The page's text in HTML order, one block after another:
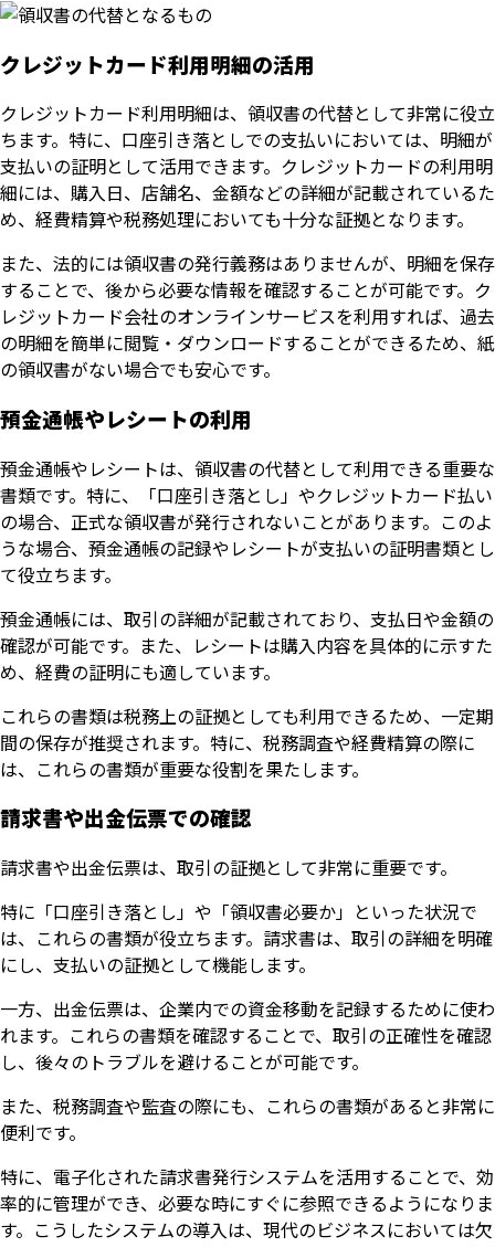
クレジットカード利用明細の活用
クレジットカード利用明細は、領収書の代替として非常に役立
ちます。特に、口座引き落としでの支払いにおいては、明細が
支払いの証明として活用できます。クレジットカードの利用明
細には、購入日、店舗名、金額などの詳細が記載されているた
め、経費精算や税務処理においても十分な証拠となります。
また、法的には領収書の発行義務はありませんが、明細を保存
することで、後から必要な情報を確認することが可能です。ク
レジットカード会社のオンラインサービスを利用すれば、過去
の明細を簡単に閲覧・ダウンロードすることができるため、紙
の領収書がない場合でも安心です。
預金通帳やレシートの利用
預金通帳やレシートは、領収書の代替として利用できる重要な
書類です。特に、「口座引き落とし」やクレジットカード払い
の場合、正式な領収書が発行されないことがあります。このよ
うな場合、預金通帳の記録やレシートが支払いの証明書類とし
て役立ちます。
預金通帳には、取引の詳細が記載されており、支払日や金額の
確認が可能です。また、レシートは購入内容を具体的に示すた
め、経費の証明にも適しています。
これらの書類は税務上の証拠としても利用できるため、一定期
間の保存が推奨されます。特に、税務調査や経費精算の際に
は、これらの書類が重要な役割を果たします。
請求書や出金伝票での確認
請求書や出金伝票は、取引の証拠として非常に重要です。
特に「口座引き落とし」や「領収書必要か」といった状況で
は、これらの書類が役立ちます。請求書は、取引の詳細を明確
にし、支払いの証拠として機能します。
一方、出金伝票は、企業内での資金移動を記録するために使わ
れます。これらの書類を確認することで、取引の正確性を確認
し、後々のトラブルを避けることが可能です。
また、税務調査や監査の際にも、これらの書類があると非常に
便利です。
特に、電子化された請求書発行システムを活用することで、効
率的に管理ができ、必要な時にすぐに参照できるようになりま
す。こうしたシステムの導入は、現代のビジネスにおいては欠